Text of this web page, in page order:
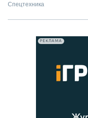
Спецтехника
РЕКЛАМА